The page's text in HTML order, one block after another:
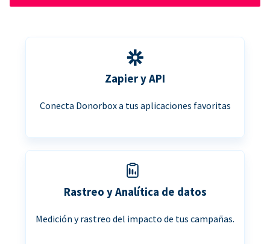
Zapier y API
Conecta Donorbox a tus aplicaciones favoritas
Rastreo y Analítica de datos
Medición y rastreo del impacto de tus campañas.